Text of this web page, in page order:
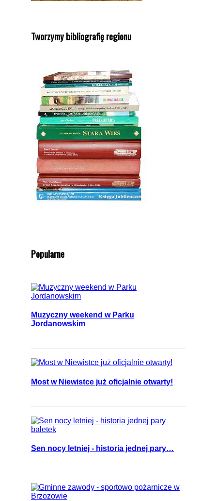
Tworzymy bibliografię regionu
Popularne
Muzyczny weekend w Parku
Jordanowskim
Most w Niewistce już oficjalnie otwarty!
Sen nocy letniej - historia jednej pary…